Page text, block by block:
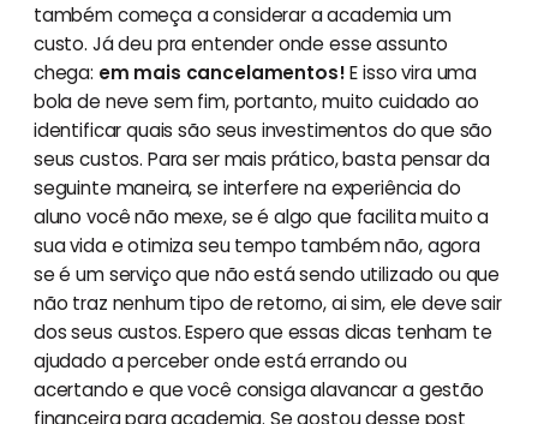
também começa a considerar a academia um
custo. Já deu pra entender onde esse assunto
chega: em mais cancelamentos!E isso vira uma
bola de neve sem fim, portanto, muito cuidado ao
identificar quais são seus investimentos do que são
seus custos. Para ser mais prático, basta pensar da
seguinte maneira, se interfere na experiência do
aluno você não mexe, se é algo que facilita muito a
sua vida e otimiza seu tempo também não, agora
se é um serviço que não está sendo utilizado ou que
não traz nenhum tipo de retorno, ai sim, ele deve sair
dos seus custos. Espero que essas dicas tenham te
ajudado a perceber onde está errando ou
acertando e que você consiga alavancar a gestão
financeira para academia. Se gostou desse post